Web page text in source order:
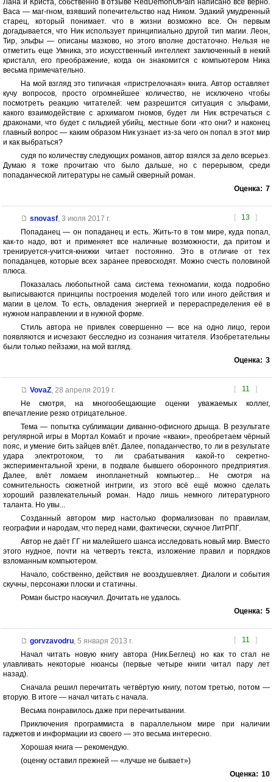
Лана и Криста, собственно в отзыве RedDemonOfPain написано все верно.
Васа — маг-гном, взявший попечительство над Ником. Эдакий умудренный
старец, который понимает. что в жизни возможно все. Он первым
догадывается, что Ник использует принципиально другой тип магии. Леон,
Тир, эльфы — описаны мазково, но этого вполне достаточно. Нельзя не
отметить еще Умника, это искусственный интеллект заключенный в некий
кристалл, его преображение, когда он знакомится с компьютером Ника
весьма примечательно.
На мой взгляд это типичная «пристрелочная» книга. Автор оставляет
кучу вопросов, просто огромнейшее количество, не исключено чтобы
посмотреть реакцию читателей: чем разрешится ситуация с эльфами,
какого взаимодействие с архимагом гномов, будет ли Ник встречаться с
драконами, что будет с гильдией убийц, местные боги -кто они? и наконец
главный вопрос — каким образом Ник узнает из-за чего он попал в этот мир
и как выбраться?
судя по количеству следующих романов, автор взялся за дело всерьез.
Думаю я тоже прочитаю что было дальше, но с перерывом, среди
попаданческой литературы не самый скверный роман.
Оценка: 7
[ 13 ]
snovasf, 3 июля 2017 г.
Попаданец — он попаданец и есть. Жить-то в том мире, куда попал,
как-то надо, вот и применяет все наличные возможности, да притом и
тренируется-учится-книжки читает постоянно. Это в отличие от тех
попаданцев, которые всех заранее превосходят. Можно счесть половиной
плюса.
Показалась любопытной сама система техномагии, когда подробно
выписываются принципы построения моделей того или иного действия и
магии в целом. То есть, овладения энергией и перераспределения её в
нужном направлении и в нужной форме.
Стиль автора не привлек совершенно — все на одно лицо, герои
появляются и исчезают бесследно из сознания читателя. Изобретательны
были только пейзажи, на мой взгляд.
Оценка: 3
[ 11 ]
VovaZ, 28 апреля 2019 г.
Не смотря, на многообещающие оценки уважаемых коллег,
впечатление резко отрицательное.
Тема — попытка сублимации диванно-офисного дрыща. В результате
регулярной игры в Мортал Комабт и прочие «кваки», преобретаем чёрный
пояс, и умение бить зайцев влёт. Далее, попаданчество, то ли в результате
удара электротоком, то ли срабатывания какой-то секретно-
экспериментальной хрени, в подвале бывшего оборонного предприятия.
Далее, влёт ломаем инопланетный компьютер... Не смотря на
сомнительность сюжетной интриги, из этого всё ещё можно сделать
хороший развлекательный роман. Надо лишь немного литературного
таланта. Но увы...
Созданный автором мир настолько формализован по правилам,
географии и народам, что перед нами, фактически, скучное ЛитРПГ.
Автор не даёт ГГ ни малейшего шанса исследовать новый мир. Вместо
этого нудное, почти на четверть текста, изложение правил и порядков
взломанным компьютером.
Начало, собственно, действия не вооздушевляет. Диалоги и события
скучны, персонажи плоски и статичны.
Роман быстро наскучил. Дочитать не удалось.
Оценка: 5
[ 11 ]
gorvzavodru, 5 января 2013 г.
Начал читать новую книгу автора (Ник.Беглец) но как то стал не
улавливать некоторые нюансы (первые четыре книги читал пару лет
назад).
Сначала решил перечитать четвёртую книгу, потом третью, потом —
вторую. В итоге — начал читать с начала.
Весьма понравилось даже при перечитывании.
Приключения программиста в параллельном мире при наличии
гаджетов и информации из своего — это весьма интересно.
Хорошая книга — рекомендую.
(оценку оставил прежней — «лучше не бывает»)
Оценка: 10